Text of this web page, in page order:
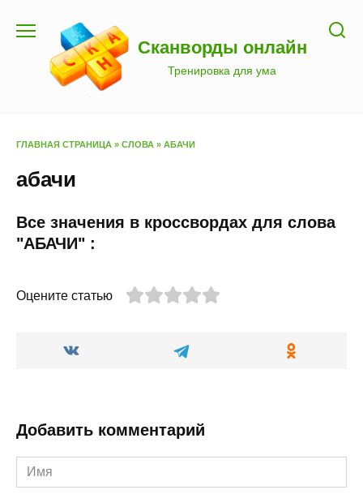
содержанию
Сканворды онлайн
Тренировка для ума
ГЛАВНАЯ СТРАНИЦА » СЛОВА » АБАЧИ
абачи
Все значения в кроссвордах для слова
"АБАЧИ" :
Оцените статью
Добавить комментарий
Имя
*